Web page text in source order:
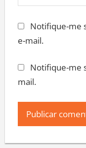
Notifique-me
e-mail.
Notifique-me
mail.